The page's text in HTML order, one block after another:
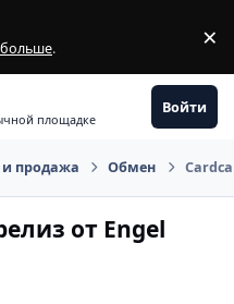
. ×
площадке
Войти
продажа Обмен
от Engel